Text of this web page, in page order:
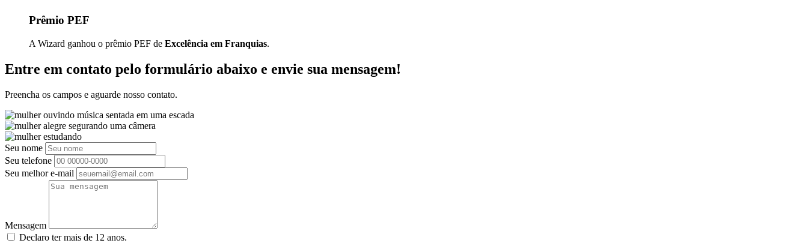
Prêmio PEF
A Wizard ganhou o prêmio PEF de Excelência em Franquias.
Entre em contato pelo formulário abaixo e envie sua mensagem!
Preencha os campos e aguarde nosso contato.
Seu nome
Seu telefone
Seu melhor e-mail
Mensagem
Declaro ter mais de 12 anos.